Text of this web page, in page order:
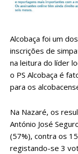
Alcobaça foi um
inscrições de
na leitura do líder
o PS Alcobaça é
para os
Na Nazaré, os
António José
(57%), contra os
registando-se 3